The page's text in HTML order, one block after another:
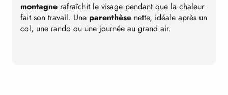
montagne rafraîchit le visage pendant que la chaleur
fait son travail. Une parenthèse nette, idéale après un
col, une rando ou une journée au grand air.